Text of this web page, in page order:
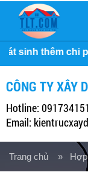
CÔNG TY XÂY
Hotline:
Email:
Trang chủ » Hợp